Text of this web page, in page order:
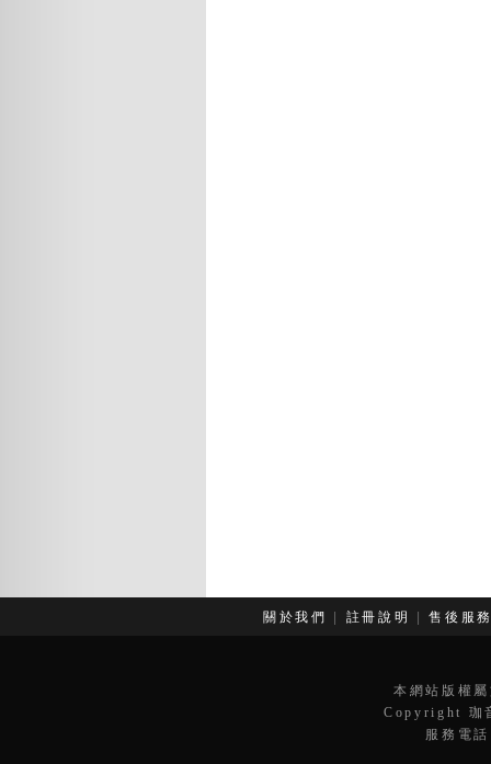
關於我們 註冊說明 售後服
本網站版權
Copyright 珈
服務電